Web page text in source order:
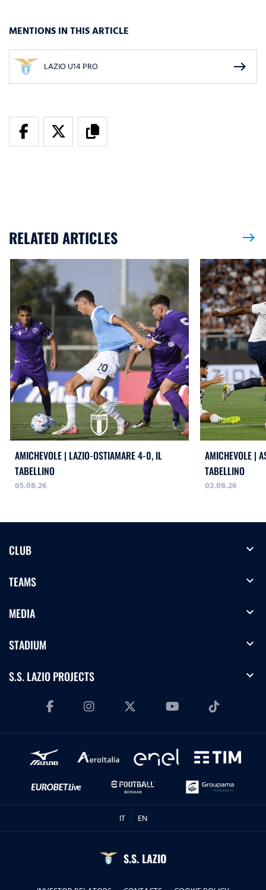
MENTIONS IN THIS ARTICLE
LAZIO U14 PRO east
RELATED ARTICLES east
AMICHEVOLE | LAZIO-OSTIAMARE 4-0, IL
TABELLINO
05.08.26
AMICHEVOLE |
TABELLINO
02.08.26
CLUB expand_more
TEAMS expand_more
MEDIA expand_more
STADIUM expand_more
S.S. LAZIO PROJECTS expand_more
IT EN
S.S. LAZIO